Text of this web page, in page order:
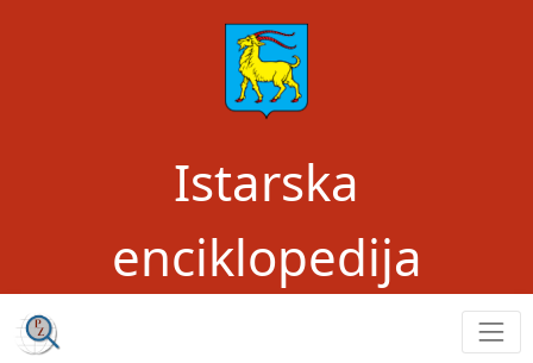
Istarska
enciklopedija